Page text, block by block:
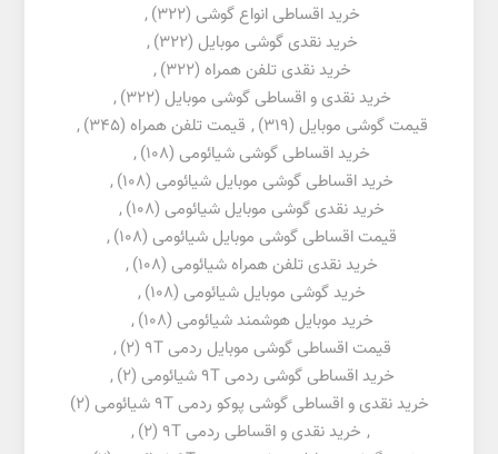
خرید اقساطی انواع گوشی (322)
,
خرید نقدی گوشی موبایل (322)
,
خرید نقدی تلفن همراه (322)
,
خرید نقدی و اقساطی گوشی موبایل (322)
,
قیمت گوشی موبایل (319)
, قیمت تلفن همراه (345)
,
خرید اقساطی گوشی شیائومی (108)
,
خرید اقساطی گوشی موبایل شیائومی (108)
,
خرید نقدی گوشی موبایل شیائومی (108)
,
قیمت اقساطی گوشی موبایل شیائومی (108)
,
خرید نقدی تلفن همراه شیائومی (108)
,
خرید گوشی موبایل شیائومی (108)
,
خرید موبایل هوشمند شیائومی (108)
,
قیمت اقساطی گوشی موبایل ردمی 9T
(2)
,
خرید اقساطی گوشی ردمی 9T شیائومی
(2)
,
خرید نقدی و اقساطی گوشی پوکو ردمی 9T شیائومی
(2)
, خرید نقدی و اقساطی ردمی 9T (2)
,